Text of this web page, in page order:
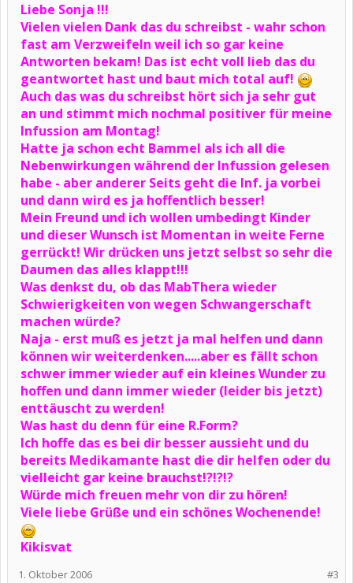
Liebe Sonja !!!
Vielen vielen Dank das du schreibst - wahr schon
fast am Verzweifeln weil ich so gar keine
Antworten bekam! Das ist echt voll lieb das du
geantwortet hast und baut mich total auf!
Auch das was du schreibst hört sich ja sehr gut
an und stimmt mich nochmal positiver für meine
Infussion am Montag!
Hatte ja schon echt Bammel als ich all die
Nebenwirkungen während der Infussion gelesen
habe - aber anderer Seits geht die Inf. ja vorbei
und dann wird es ja hoffentlich besser!
Mein Freund und ich wollen umbedingt Kinder
und dieser Wunsch ist Momentan in weite Ferne
gerrückt! Wir drücken uns jetzt selbst so sehr die
Daumen das alles klappt!!!
Was denkst du, ob das MabThera wieder
Schwierigkeiten von wegen Schwangerschaft
machen würde?
Naja - erst muß es jetzt ja mal helfen und dann
können wir weiterdenken.....aber es fällt schon
schwer immer wieder auf ein kleines Wunder zu
hoffen und dann immer wieder (leider bis jetzt)
enttäuscht zu werden!
Was hast du denn für eine R.Form?
Ich hoffe das es bei dir besser aussieht und du
bereits Medikamante hast die dir helfen oder du
vielleicht gar keine brauchst!?!?!?
Würde mich freuen mehr von dir zu hören!
Viele liebe Grüße und ein schönes Wochenende!
Kikisvat
#3
1. Oktober 2006